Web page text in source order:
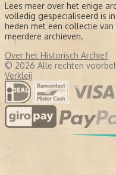
Lees meer over het enige
volledig gespecialiseerd is
heden met een collectie
meerdere archieven.
Over het Historisch Archief
© 2026 Alle rechten
Verkleij